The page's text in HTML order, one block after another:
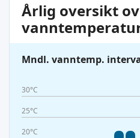
Årlig oversikt
Mndl. vanntemp.
30°C
25°C
20°C